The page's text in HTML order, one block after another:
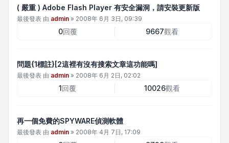
( 嚴重 ) Adobe Flash Player 有安全漏洞，請安裝更新版
最後發表 由 admin » 2008年 6月 3日, 09:39
0回覆 9667觀看
問題{1標註}[2這裡有沒有搜索文章這功能嗎]
最後發表 由 admin » 2008年 6月 2日, 02:02
1回覆 10026觀看
再一個免費的SPYWARE偵測軟體
最後發表 由 admin » 2008年 4月 7日, 17:09